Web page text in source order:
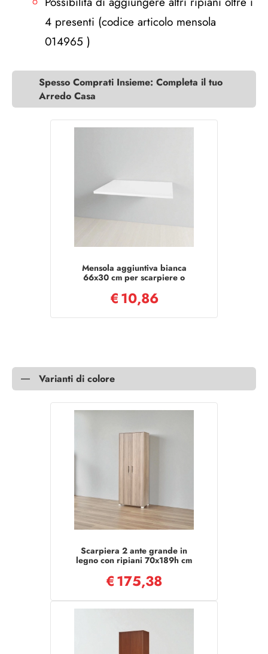
4 presenti (codice articolo mensola
014965 )
Spesso Comprati Insieme: Completa il tuo
Arredo Casa
Mensola aggiuntiva bianca
66x30 cm per scarpiere o
€10,86
Varianti di colore
Scarpiera 2 ante grande in
legno con ripiani 70x189h cm
€175,38